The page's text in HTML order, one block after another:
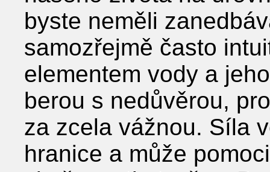
byste neměli
samozřejmě často
elementem vody a
berou s nedůvěrou,
za zcela vážnou. Síla
hranice a může